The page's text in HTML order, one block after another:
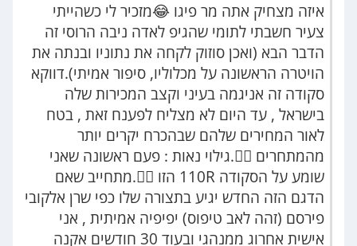
איזה מצחיק אתה מר פיגו 😂מזכיר לי כשהייתי
צעיר חשבתי לתומי שהגיפ לאדה ניבה הרוסי זה
הדבר הבא (ואכן סוזוק לקחה את נתוניו ובנתה את
הויטרה הראשונה על מכלוליו, סיפור אמיתי).דווקא
סקודה זה אניגמה בעיני וקצב המכירות שלה
בישראל , עד היום לא מצליח לפענח זאת , בטח
לאור המחירים שלהם שבהכרח יקרים יותר
מהמתחרים 🤦‍♂️.גילוי נאות : פעם ראשונה שאני
שומע על הסקודה 110R הזו 🤷‍♂️.מתחייב שאם
הדגם הזה החדש יגיע בתצורה שלו כפי שרן אלקובי
פירסם (זהה לאב טיפוס) יפיפיה אמיתית , אני
אישית אחרוג ממנהגי ובעוד 30 חודשים אקנה